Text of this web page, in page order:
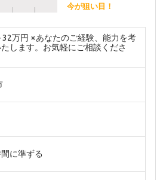
今が狙い目！
32万円 ※あなたのご経験、能力を考
します。お気軽にご相談くださ
に準ずる